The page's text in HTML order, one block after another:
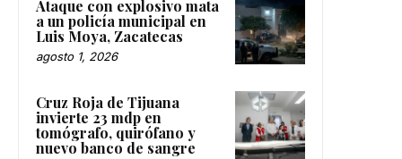
Ataque con explosivo mata
a un policía municipal en
Luis Moya, Zacatecas
agosto 1, 2026
Cruz Roja de Tijuana
invierte 23 mdp en
tomógrafo, quirófano y
nuevo banco de sangre